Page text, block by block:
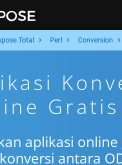
Perl Conversion
aplikasi
antara